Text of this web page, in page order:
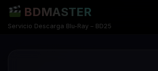
BDMASTER
Servicio Descarga Blu-Ray – BD25